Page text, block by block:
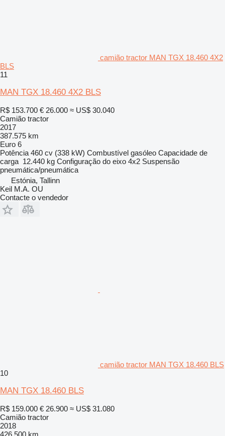
camião tractor MAN TGX 18.460 4X2
BLS
11
MAN TGX 18.460 4X2 BLS
R$ 153.700 € 26.000 ≈ US$ 30.040
Camião tractor
2017
387.575 km
Euro 6
Potência 460 cv (338 kW) Combustível gasóleo Capacidade de
carga 12.440 kg Configuração do eixo 4x2 Suspensão
pneumática/pneumática
Estónia, Tallinn
Keil M.A. OU
Contacte o vendedor
camião tractor MAN TGX 18.460 BLS
10
MAN TGX 18.460 BLS
R$ 159.000 € 26.900 ≈ US$ 31.080
Camião tractor
2018